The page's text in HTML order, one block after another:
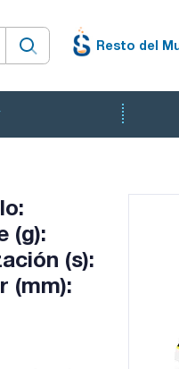
Resto del
(g):
(s):
(mm):